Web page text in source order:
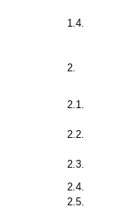
1.4.
2.
2.1.
2.2.
2.3.
2.4.
2.5.